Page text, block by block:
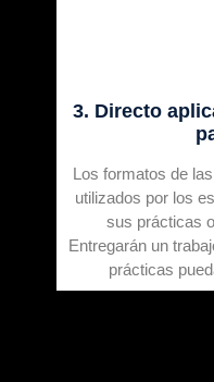
3. Directo
Los formatos de
utilizados por los
sus prácticas
Entregarán un
prácticas